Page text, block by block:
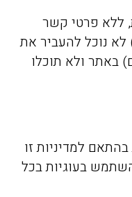
ללא פרטי קשר
נוכל להעביר את
באתר ולא תוכלו
למדיניות זו
בעוגיות בכל